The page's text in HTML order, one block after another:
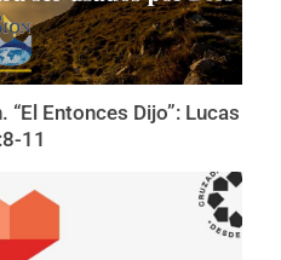
Entonces Dijo”: Lucas
11